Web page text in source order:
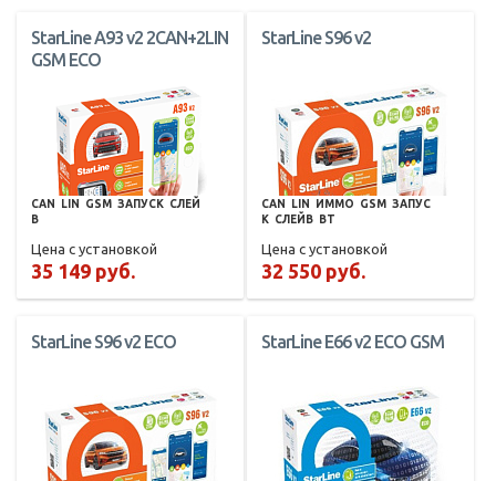
StarLine A93 v2 2CAN+2LIN
GSM ECO
CAN LIN GSM ЗАПУСК СЛЕЙ
В
Цена с установкой
35 149 руб.
StarLine S96 v2
CAN LIN ИММО GSM ЗАПУС
К СЛЕЙВ BT
Цена с установкой
32 550 руб.
StarLine S96 v2 ECO StarLine E66 v2 ECO GSM